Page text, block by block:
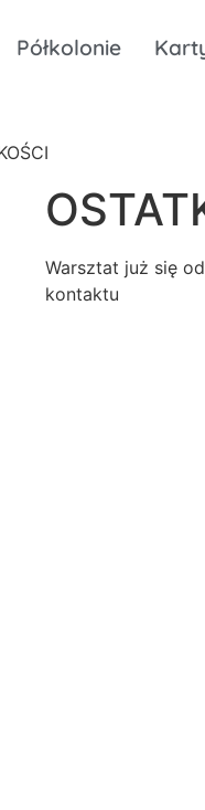
Półkolonie
Warsztat już się
kontaktu